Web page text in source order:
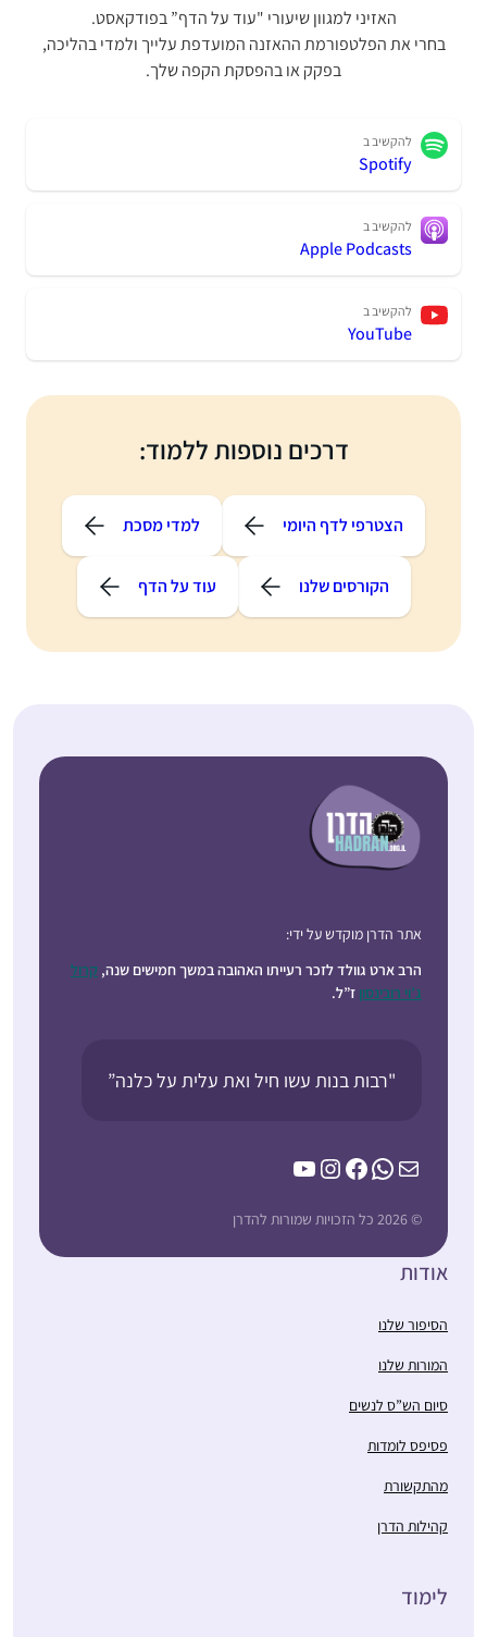
האזיני למגוון שיעורי "עוד על הדף” בפודקאסט.
בחרי את הפלטפורמת ההאזנה המועדפת עלייך ולמדי בהליכה,
בפקק או בהפסקת הקפה שלך.
להקשיב ב
Spotify
להקשיב ב
Apple Podcasts
להקשיב ב
YouTube
דרכים נוספות ללמוד:
הצטרפי לדף היומי למדי מסכת
הקורסים שלנו עוד על הדף
אתר הדרן מוקדש על ידי:
הרב ארט גוולד לזכר רעייתו האהובה במשך חמישים שנה, קרול
ג’וי רובינסון ז”ל.
"רבות בנות עשו חיל ואת עלית על כלנה”
Mail
WhatsApp
Facebook
Instagram
YouTube
© 2026 כל הזכויות שמורות להדרן
אודות
הסיפור שלנו
המורות שלנו
סיום הש”ס לנשים
פסיפס לומדות
מהתקשורת
קהילות הדרן
לימוד